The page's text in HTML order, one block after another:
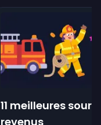
11 meilleures
revenus